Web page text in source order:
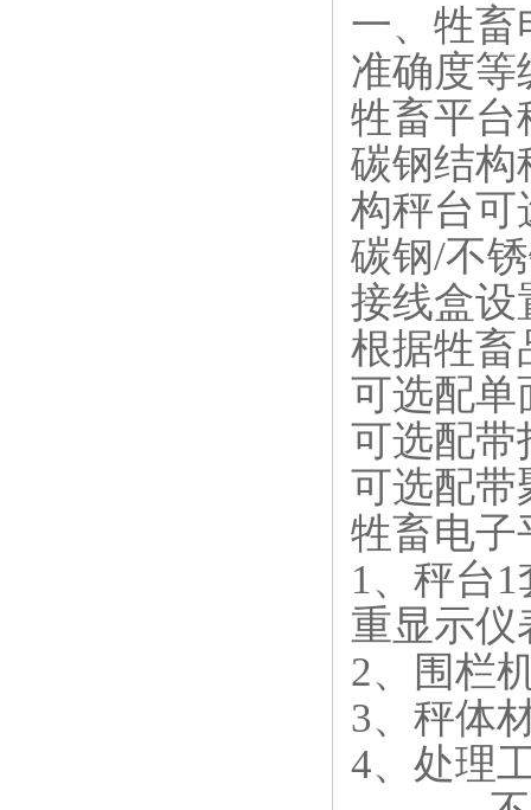
一、牲畜
准确度等
牲畜平台
碳钢结构
构秤台可
碳钢/不
接线盒设
根据牲畜
可选配单
可选配带
可选配带
牲畜电子
1、秤台
重显示仪
2、围栏
3、秤体
4、处理